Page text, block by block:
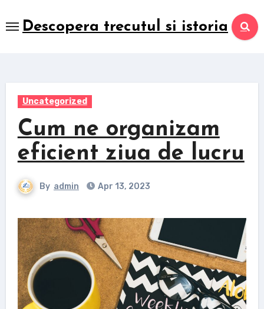
to
Descopera trecutul si istoria
Uncategorized
Cum ne organizam
eficient ziua de lucru
By admin Apr 13, 2023